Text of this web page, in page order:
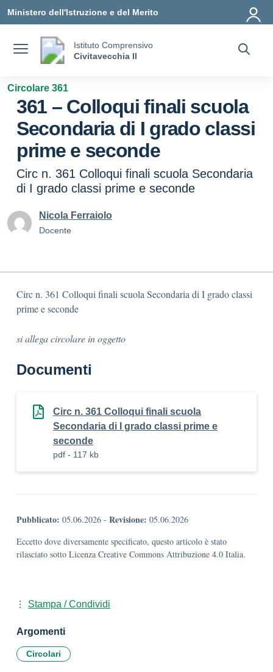
Ministero dell'Istruzione e del Merito
Istituto Comprensivo
Civitavecchia II
Circolare 361
361 – Colloqui finali scuola
Secondaria di I grado classi
prime e seconde
Circ n. 361 Colloqui finali scuola Secondaria
di I grado classi prime e seconde
Nicola Ferraiolo
Docente
Circ n. 361 Colloqui finali scuola Secondaria di I grado classi
prime e seconde
si allega circolare in oggetto
Documenti
Circ n. 361 Colloqui finali scuola
Secondaria di I grado classi prime e
seconde
pdf - 117 kb
Pubblicato: 05.06.2026 - Revisione: 05.06.2026
Eccetto dove diversamente specificato, questo articolo è stato
rilasciato sotto Licenza Creative Commons Attribuzione 4.0 Italia.
Stampa / Condividi
Argomenti
Circolari